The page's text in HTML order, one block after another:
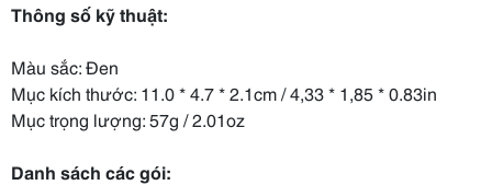
Thông số kỹ thuật:
Màu sắc: Đen
Mục kích thước: 11.0 * 4.7 * 2.1cm / 4,33 * 1,85 * 0.83in
Mục trọng lượng: 57g / 2.01oz
Danh sách các gói: